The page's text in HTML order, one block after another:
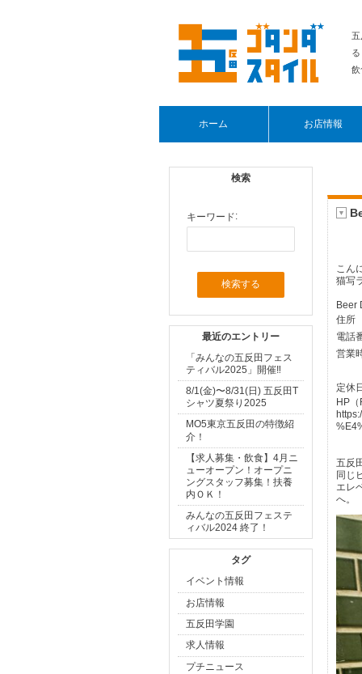
五
る
飲
ホーム お店情報
検索
キーワード:
最近のエントリー
「みんなの五反田フェス
ティバル2025」開催‼
8/1(金)〜8/31(日) 五反田T
シャツ夏祭り2025
MO5東京五反田の特徴紹
介！
【求人募集・飲食】4月ニ
ューオープン！オープニ
ングスタッフ募集！扶養
内ＯＫ！
みんなの五反田フェステ
ィバル2024 終了！
タグ
イベント情報
お店情報
五反田学園
求人情報
プチニュース
▼
こん
猫写
Beer
住所
電話
営業
定
HP（
五反
同じ
エレ
へ。